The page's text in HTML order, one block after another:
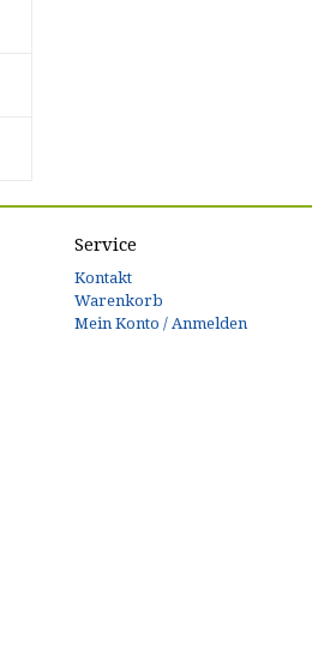
Service
Kontakt
Warenkorb
Mein Konto / Anmelden